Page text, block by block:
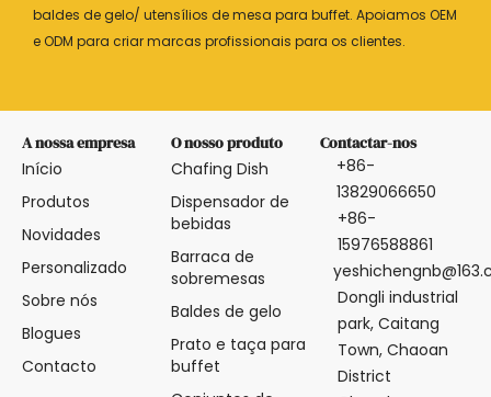
baldes de gelo/ utensílios de mesa para buffet. Apoiamos OEM
e ODM para criar marcas profissionais para os clientes.
A nossa empresa
Início
Produtos
Novidades
Personalizado
Sobre nós
Blogues
Contacto
O nosso produto
Chafing Dish
Dispensador de
bebidas
Barraca de
sobremesas
Baldes de gelo
Prato e taça para
buffet
Contactar-nos
+86-
13829066650
+86-
15976588861
Dongli industrial
park, Caitang
Town, Chaoan
District